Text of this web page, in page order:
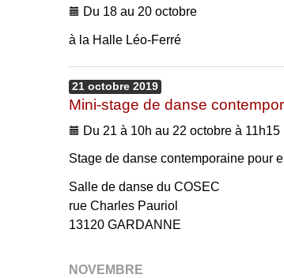
Du 18 au 20 octobre
à la Halle Léo-Ferré
21 octobre 2019
Mini-stage de danse
Du 21 à 10h au 22 octobre à 11h15
Stage de danse contemporaine pour
Salle de danse du COSEC
rue Charles Pauriol
13120 GARDANNE
NOVEMBRE